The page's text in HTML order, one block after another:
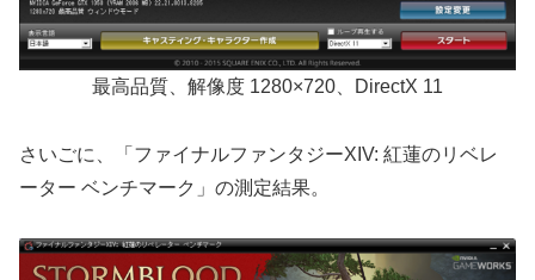
最高品質、解像度 1280×720、DirectX 11
さいごに、「ファイナルファンタジーXIV: 紅蓮のリベレ
ーター ベンチマーク」の測定結果。